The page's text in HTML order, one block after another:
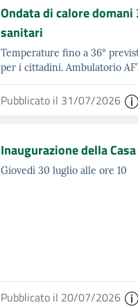
Ondata di calore
sanitari
Temperature fino a 36°
per i cittadini. Ambulatorio
Pubblicato il 31/07/2026
Inaugurazione della
Giovedì 30 luglio alle ore 10
Pubblicato il 20/07/2026